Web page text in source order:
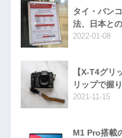
タイ・バン
法、日本との
2022-01-08
【X-T4グ
リップで握
2021-11-15
M1 Pro搭載